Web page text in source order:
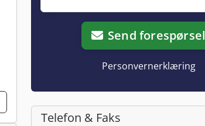
Send forespørsel
Personvernerklæring
Telefon & Faks